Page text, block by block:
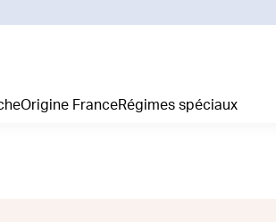
Origine France Régimes spéciaux